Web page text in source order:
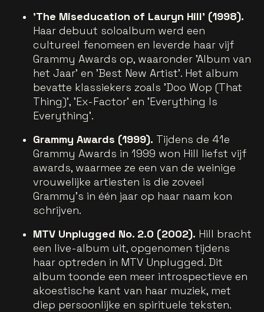
'The Miseducation of Lauryn Hill' (1998).
Haar debuut soloalbum werd een
cultureel fenomeen en leverde haar vijf
Grammy Awards op, waaronder 'Album van
het Jaar' en 'Best New Artist'. Het album
bevatte klassiekers zoals 'Doo Wop (That
Thing)', 'Ex-Factor' en 'Everything Is
Everything'.
Grammy Awards (1999). Tijdens de 41e
Grammy Awards in 1999 won Hill liefst vijf
awards, waarmee ze een van de weinige
vrouwelijke artiesten is die zoveel
Grammy's in één jaar op haar naam kon
schrijven​.
MTV Unplugged No. 2.0 (2002). Hill bracht
een live-album uit, opgenomen tijdens
haar optreden in MTV Unplugged. Dit
album toonde een meer introspectieve en
akoestische kant van haar muziek, met
diep persoonlijke en spirituele teksten​​.